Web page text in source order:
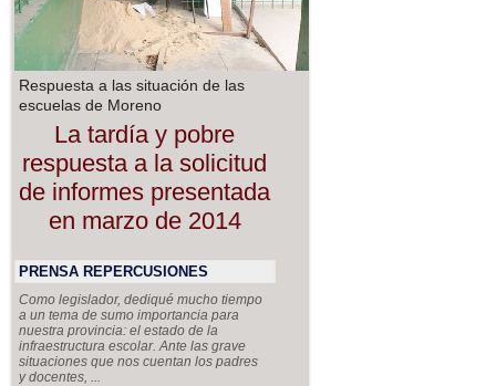
Respuesta a las situación de las
escuelas de Moreno
La tardía y pobre
respuesta a la solicitud
de informes presentada
en marzo de 2014
PRENSA REPERCUSIONES
Como legislador, dediqué mucho tiempo
a un tema de sumo importancia para
nuestra provincia: el estado de la
infraestructura escolar. Ante las grave
situaciones que nos cuentan los padres
y docentes, ...